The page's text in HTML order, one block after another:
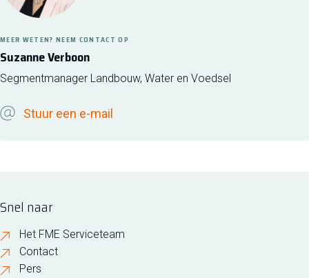
Suzanne Verboon
MEER WETEN? NEEM CONTACT OP
Segmentmanager Landbouw, Water en Voedsel
Stuur een e-mail
Snel naar
Het FME Serviceteam
Contact
Pers